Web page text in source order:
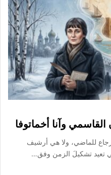
وآنا أخماتوفا
للماضي، ولا هي أرشيف
تعيد تشكيلَ الزمن وفق…